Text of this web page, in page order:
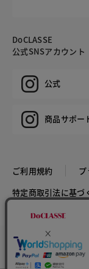
カラ
DoCLASSE
公式SNSアカウント
公式
商品サポー
ご利用規約
特定商取引法に基づ
COPYRIGHT ©